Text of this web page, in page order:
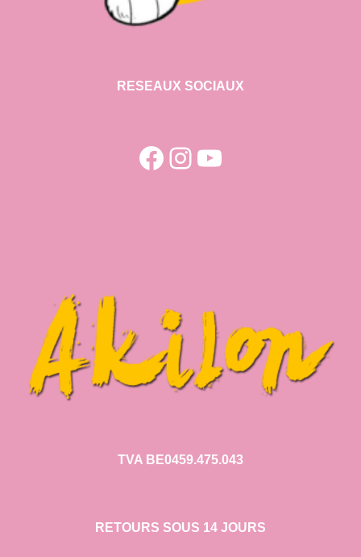
RESEAUX SOCIAUX
Facebook
Instagram
YouTube
TVA BE0459.475.043
RETOURS SOUS 14 JOURS